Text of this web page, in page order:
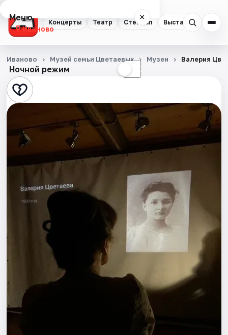
Концерты Театр Стендап Выставки Спорт
Меню ×
Иваново
Концерты
Театр
Стендап
Выставки
Спорт
События
Площадки
Ночной режим ☾
Иваново Музей семьи Цветаевых Музеи Валерия